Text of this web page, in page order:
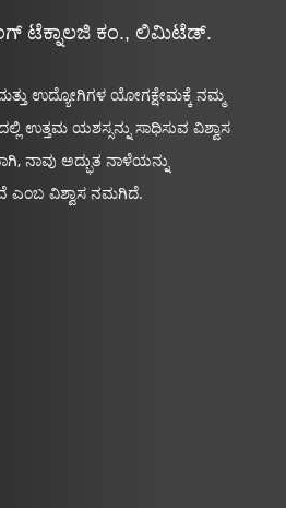
ಟೆಕ್ನಾಲಜಿ ಕಂ., ಲಿಮಿಟೆಡ್.
ಉದ್ಯೋಗಿಗಳ ಯೋಗಕ್ಷೇಮಕ್ಕೆ ನಮ್ಮ
ಉತ್ತಮ ಯಶಸ್ಸನ್ನು ಸಾಧಿಸುವ ವಿಶ್ವಾಸ
ನಾವು ಅದ್ಭುತ ನಾಳೆಯನ್ನು
ಎಂಬ ವಿಶ್ವಾಸ ನಮಗಿದೆ.